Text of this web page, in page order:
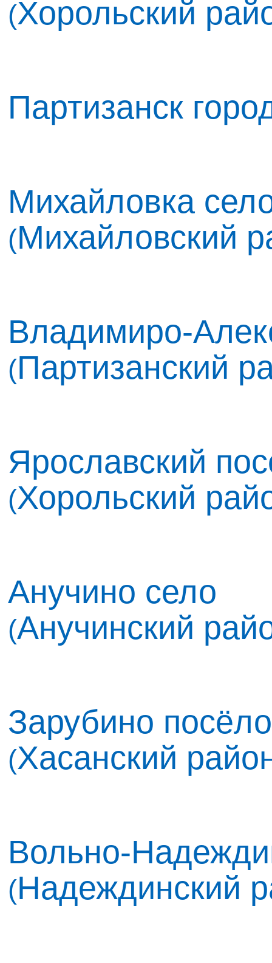
(Хорольский
Партизанск
Михайловка
(Михайловский
Владимиро-
(Партизанский
Ярославский
(Хорольский
Анучино село
(Анучинский
Зарубино
(Хасанский
Вольно-
(Надеждинский